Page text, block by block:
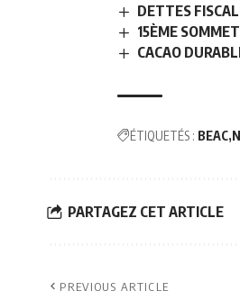
DETTES
15ÈME
CACAO
ÉTIQUETÉS : BEAC
PARTAGEZ CET ARTICLE
PREVIOUS ARTICLE